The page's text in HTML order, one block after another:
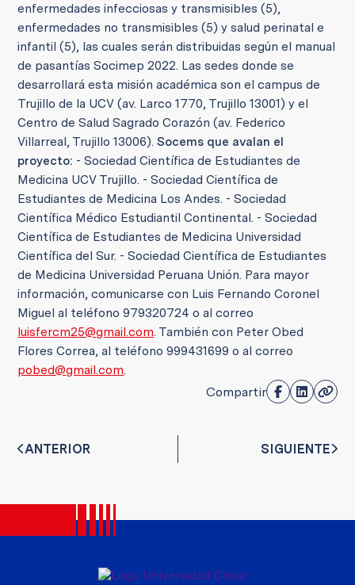
enfermedades infecciosas y transmisibles (5),
enfermedades no transmisibles (5) y salud perinatal e
infantil (5), las cuales serán distribuidas según el manual
de pasantías Socimep 2022. Las sedes donde se
desarrollará esta misión académica son el campus de
Trujillo de la UCV (av. Larco 1770, Trujillo 13001) y el
Centro de Salud Sagrado Corazón (av. Federico
Villarreal, Trujillo 13006).Socems que avalan el
proyecto: - Sociedad Científica de Estudiantes de
Medicina UCV Trujillo. - Sociedad Científica de
Estudiantes de Medicina Los Andes. - Sociedad
Científica Médico Estudiantil Continental. - Sociedad
Científica de Estudiantes de Medicina Universidad
Científica del Sur. - Sociedad Científica de Estudiantes
de Medicina Universidad Peruana Unión. Para mayor
información, comunicarse con Luis Fernando Coronel
Miguel al teléfono 979320724 o al correo
luisfercm25@gmail.com. También con Peter Obed
Flores Correa, al teléfono 999431699 o al correo
pobed@gmail.com.
Compartir
ANTERIOR SIGUIENTE